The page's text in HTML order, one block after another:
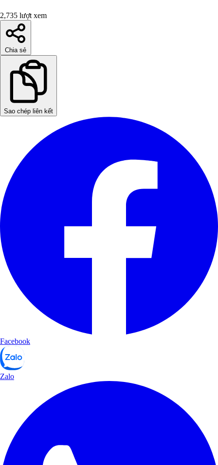
2,735 lượt xem
Chia sẻ
Sao chép liên kết
Facebook
Zalo